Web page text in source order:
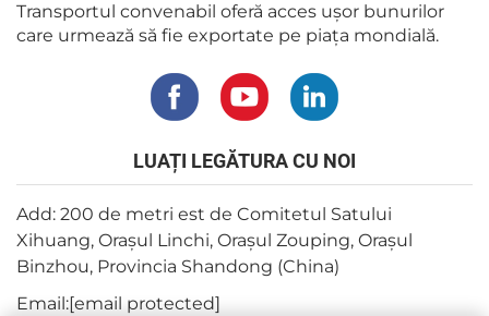
Transportul convenabil oferă acces ușor bunurilor
care urmează să fie exportate pe piața mondială.
LUAȚI LEGĂTURA CU NOI
Add: 200 de metri est de Comitetul Satului
Xihuang, Orașul Linchi, Orașul Zouping, Orașul
Binzhou, Provincia Shandong (China)
Email:[email protected]